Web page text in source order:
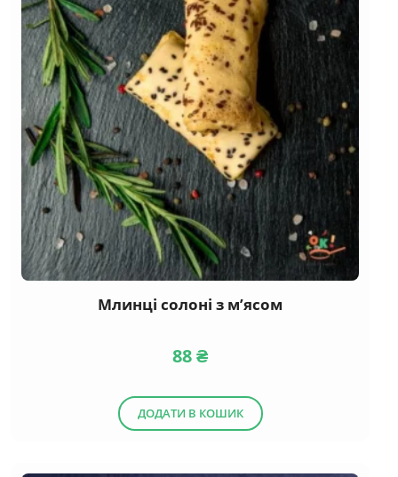
Млинці солоні з м’ясом
88₴
ДОДАТИ В КОШИК